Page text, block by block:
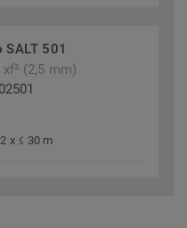
SALT 501
(2,5 mm)
x ≤ 30 m